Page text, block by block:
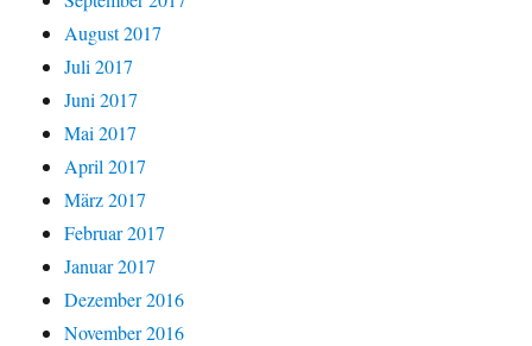
August 2017
Juli 2017
Juni 2017
Mai 2017
April 2017
März 2017
Februar 2017
Januar 2017
Dezember 2016
November 2016